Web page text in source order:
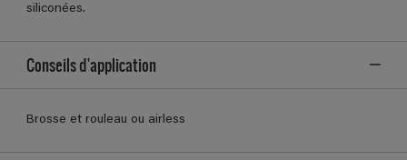
siliconées.
Conseils d'application
Brosse et rouleau ou airless